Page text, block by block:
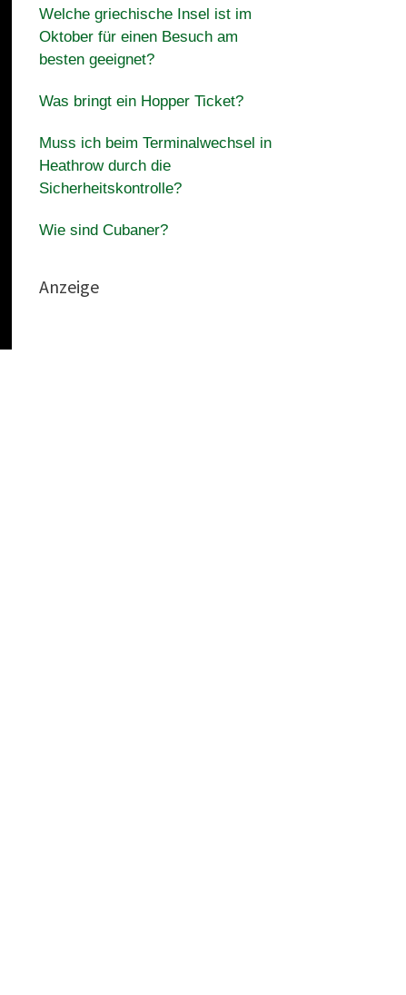
Welche griechische Insel ist im
Oktober für einen Besuch am
besten geeignet?
Was bringt ein Hopper Ticket?
Muss ich beim Terminalwechsel in
Heathrow durch die
Sicherheitskontrolle?
Wie sind Cubaner?
Anzeige